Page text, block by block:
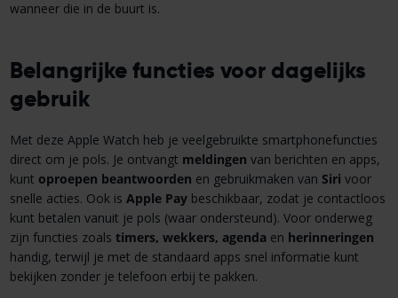
wanneer die in de buurt is.
Belangrijke functies voor dagelijks
gebruik
Met deze Apple Watch heb je veelgebruikte smartphonefuncties
direct om je pols. Je ontvangt meldingen van berichten en apps,
kunt oproepen beantwoorden en gebruikmaken van Siri voor
snelle acties. Ook is Apple Paybeschikbaar, zodat je contactloos
kunt betalen vanuit je pols (waar ondersteund). Voor onderweg
zijn functies zoals timers, wekkers, agendaen herinneringen
handig, terwijl je met de standaard apps snel informatie kunt
bekijken zonder je telefoon erbij te pakken.